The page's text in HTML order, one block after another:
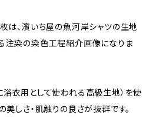
は、濱いち屋の魚河岸シャツの生地
注染の染色工程紹介画像になりま
衣用として使われる高級生地）を使
美しさ・肌触りの良さが抜群です。